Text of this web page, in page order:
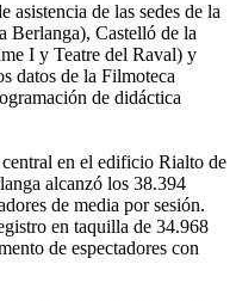
asistencia de las sedes de la
Berlanga), Castelló de la
I y Teatre del Raval) y
datos de la Filmoteca
de didáctica
en el edificio Rialto de
alcanzó los 38.394
de media por sesión.
en taquilla de 34.968
de espectadores con